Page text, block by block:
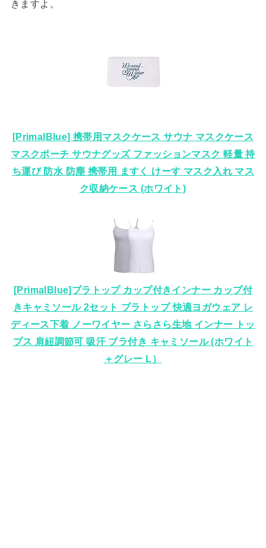
きますよ。
[PrimalBlue] 携帯用マスクケース サウナ マスクケース
マスクポーチ サウナグッズ ファッションマスク 軽量 持
ち運び 防水 防塵 携帯用 ますく けーす マスク入れ マス
ク収納ケース (ホワイト)
[PrimalBlue]ブラトップ カップ付きインナー カップ付
きキャミソール 2セット ブラトップ 快適ヨガウェア レ
ディース下着 ノーワイヤー さらさら生地 インナー トッ
プス 肩紐調節可 吸汗 ブラ付き キャミソール (ホワイト
＋グレー L）